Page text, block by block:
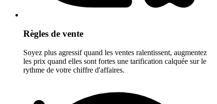
Règles de vente
Soyez plus agressif quand les ventes ralentissent, augmentez
les prix quand elles sont fortes une tarification calquée sur le
rythme de votre chiffre d'affaires.